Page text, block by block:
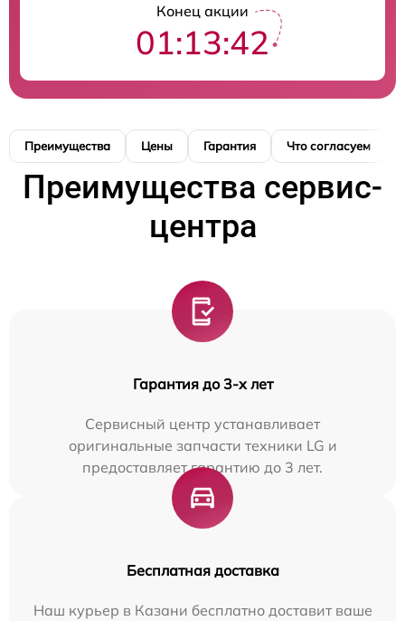
Конец акции
01:13:41
Преимущества Цены Гарантия Что согласуем
Преимущества сервис-
центра
Гарантия до 3-х лет
Сервисный центр устанавливает
оригинальные запчасти техники LG и
предоставляет гарантию до 3 лет.
Бесплатная доставка
Наш курьер в Казани бесплатно доставит ваше